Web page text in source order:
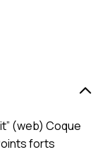
(web) Coque
forts